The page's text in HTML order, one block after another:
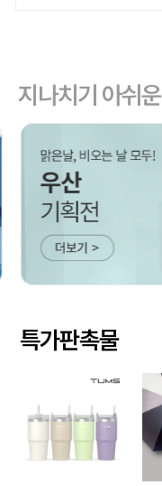
지나치기 아쉬운
특가판촉물